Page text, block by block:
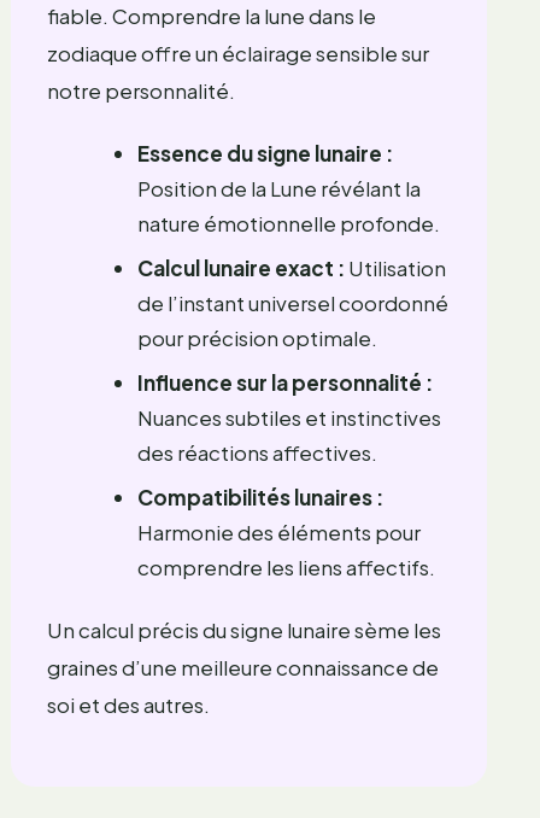
fiable. Comprendre la lune dans le
zodiaque offre un éclairage sensible sur
notre personnalité.
Essence du signe lunaire :
Position de la Lune révélant la
nature émotionnelle profonde.
Calcul lunaire exact : Utilisation
de l’instant universel coordonné
pour précision optimale.
Influence sur la personnalité :
Nuances subtiles et instinctives
des réactions affectives.
Compatibilités lunaires :
Harmonie des éléments pour
comprendre les liens affectifs.
Un calcul précis du signe lunaire sème les
graines d’une meilleure connaissance de
soi et des autres.